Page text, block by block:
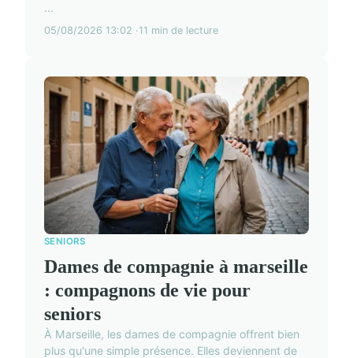
...
05/08/2026 13:02 11 min de lecture
SENIORS
Dames de compagnie à marseille
: compagnons de vie pour
seniors
À Marseille, les dames de compagnie offrent bien
plus qu'une simple présence. Elles deviennent de